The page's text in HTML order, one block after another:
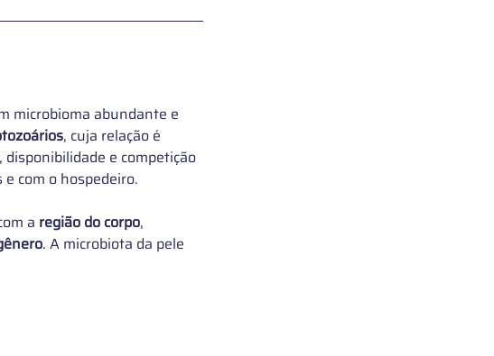
microbioma abundante e
, cuja relação é
e competição
com o hospedeiro.
a região do corpo,
. A microbiota da pele